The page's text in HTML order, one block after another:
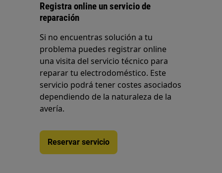
Registra online un servicio de
reparación
Si no encuentras solución a tu
problema puedes registrar online
una visita del servicio técnico para
reparar tu electrodoméstico. Este
servicio podrá tener costes asociados
dependiendo de la naturaleza de la
avería.
Reservar servicio